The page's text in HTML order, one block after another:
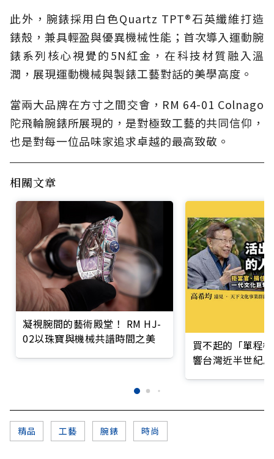
此外，腕錶採用白色Quartz TPT®石英纖維打造
錶殼，兼具輕盈與優異機械性能；首次導入運動腕
錶系列核心視覺的5N紅金，在科技材質融入溫
潤，展現運動機械與製錶工藝對話的美學高度。
當兩大品牌在方寸之間交會，RM 64-01 Colnago
陀飛輪腕錶所展現的，是對極致工藝的共同信仰，
也是對每一位品味家追求卓越的最高致敬。
相關文章
凝視腕間的藝術殿堂！ RM HJ-
02以珠寶與機械共譜時間之美
買不起的「單程
響台灣近半世紀
精品 工藝 腕錶 時尚